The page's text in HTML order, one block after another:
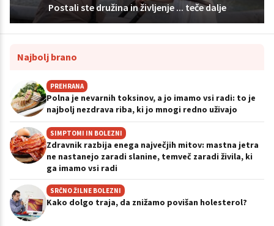
Postali ste družina in življenje ... teče dalje
Najbolj brano
PREHRANA
Polna je nevarnih toksinov, a jo imamo vsi radi: to je
najbolj nezdrava riba, ki jo mnogi redno uživajo
SIMPTOMI IN BOLEZNI
Zdravnik razbija enega največjih mitov: mastna jetra
ne nastanejo zaradi slanine, temveč zaradi živila, ki
ga imamo vsi radi
SRČNO ŽILNE BOLEZNI
Kako dolgo traja, da znižamo povišan holesterol?